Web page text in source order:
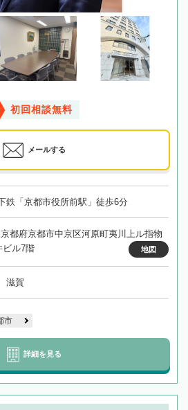
初回相談無料
メールする
鉄「京都市役所前駅」徒歩6分
都府京都市中京区河原町夷川上ル指物
ル7階
地図
滋賀
市
詳細を見る